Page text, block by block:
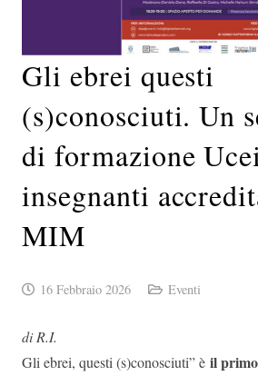
Gli ebrei questi
(s)conosciuti. Un
di formazione
insegnanti
MIM
16 Febbraio 2026 Eventi
di R.I.
Gli ebrei, questi (s)conosciuti” è il